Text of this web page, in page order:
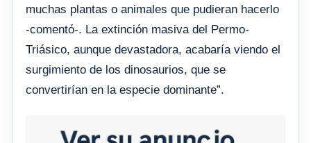
muchas plantas o animales que pudieran hacerlo
-comentó-. La extinción masiva del Permo-
Triásico, aunque devastadora, acabaría viendo el
surgimiento de los dinosaurios, que se
convertirían en la especie dominante”.